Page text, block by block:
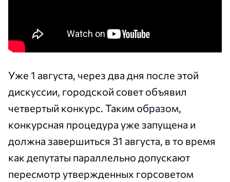
Уже 1 августа, через два дня после этой
дискуссии, городской совет объявил
четвертый конкурс. Таким образом,
конкурсная процедура уже запущена и
должна завершиться 31 августа, в то время
как депутаты параллельно допускают
пересмотр утвержденных горсоветом